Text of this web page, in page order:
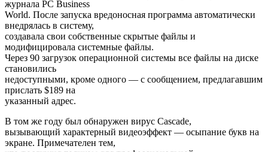
журнала PC Business
World. После запуска вредоносная программа автоматически
внедрялась в систему,
создавала свои собственные скрытые файлы и
модифицировала системные файлы.
Через 90 загрузок операционной системы все файлы на диске
становились
недоступными, кроме одного — с сообщением, предлагавшим
прислать $189 на
указанный адрес.
В том же году был обнаружен вирус Cascade,
вызывающий характерный видеоэффект — осыпание букв на
экране. Примечателен тем,